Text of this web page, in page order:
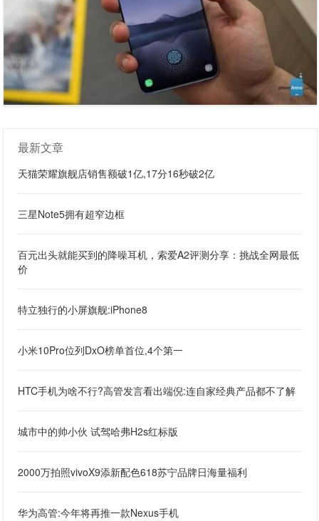
最新文章
天猫荣耀旗舰店销售额破1亿,17分16秒破2亿
三星Note5拥有超窄边框
百元出头就能买到的降噪耳机，索爱A2评测分享：挑战全网最低
价
特立独行的小屏旗舰:iPhone8
小米10Pro位列DxO榜单首位,4个第一
HTC手机为啥不行?高管发言看出端倪:连自家经典产品都不了解
城市中的帅小伙 试驾哈弗H2s红标版
2000万拍照vivoX9添新配色618苏宁品牌日海量福利
华为高管:今年将再推一款Nexus手机